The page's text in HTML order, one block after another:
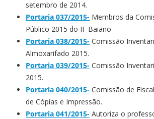
setembro de 2014.
Portaria 037/2015- Membros da
Público 2015 do IF Baiano
Portaria 038/2015- Comissão
Almoxarifado 2015.
Portaria 039/2015- Comissão
2015.
Portaria 040/2015- Comissão de
de Cópias e Impressão.
Portaria 041/2015- Autoriza o